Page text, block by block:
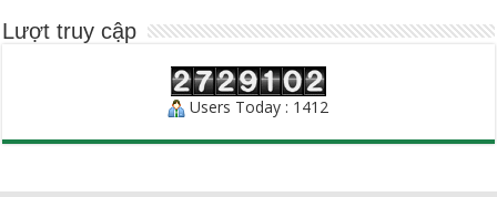
Lượt truy cập
Users Today : 1412